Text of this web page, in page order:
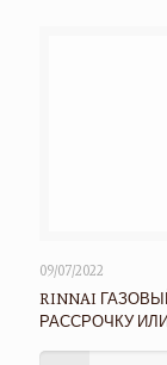
09/07/2022
RINNAI
РАССРОЧКУ